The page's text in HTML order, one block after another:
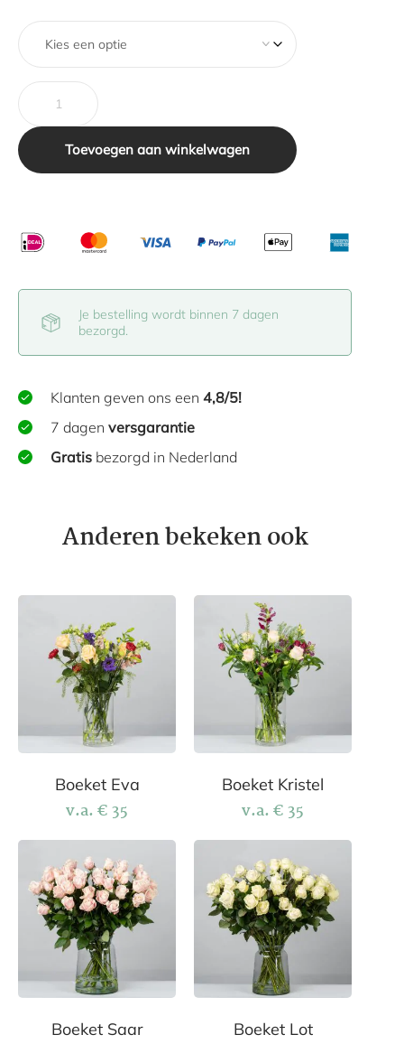
Toevoegen aan winkelwagen
Je bestelling wordt binnen 7 dagen
bezorgd.
Klanten geven ons een 4,8/5!
7 dagen versgarantie
Gratis bezorgd in Nederland
Anderen bekeken ook
Boeket Eva
v.a.€35
Boeket Kristel
v.a.€35
Boeket Saar Boeket Lot